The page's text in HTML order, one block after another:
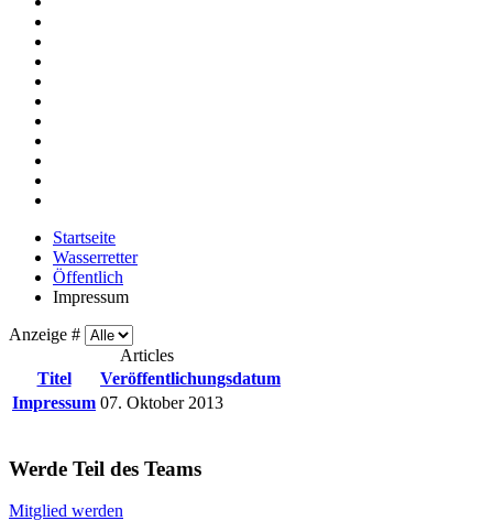
Startseite
Wasserretter
Öffentlich
Impressum
Anzeige #
Articles
Titel
Veröffentlichungsdatum
Impressum 07. Oktober 2013
Werde Teil des Teams
Mitglied werden